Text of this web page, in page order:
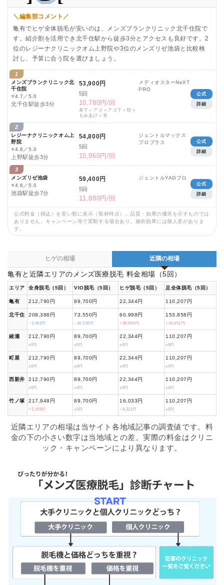
＼編集部コメント／
亀有でヒゲ全体脱毛が安いのは、メンズブランクリニック北千住院で
す。紹介割を活用でき北千住駅から徒歩3分とアクセスも良好です。2
位のレジーナクリニックオム上野院や3位のメンズリゼ池袋と比較検
討し、予算に合う院を選びましょう。
1
メンズブランクリニック北
千住院
⭐4.7／5.0
北千住駅徒歩3分
53,900円
5回
10,780円/回
鼻下＋アゴ＋アゴ下＋頬＋
もみあげ＋首
メディオスターNeXT
PRO
公式
詳細
2
レジーナクリニックオム上
野院
⭐4.6／5.0
上野駅徒歩3分
54,800円
5回
10,960円/回
ジェントルマックス
プロプラス
公式
詳細
3
メンズリゼ池袋
⭐4.6／5.0
池袋駅徒歩7分
59,400円
5回
11,880円/回
ジェントルYAGプロ
公式
詳細
公式料金（税込）を安い順に表示（取材時点）。品質・効果の優劣を示すものでは
ありません。キャンペーン等で変動する場合あり。施術効果には個人差がありま
す。
ヒゲの相場 近隣の相場
亀有と近隣エリアのメンズ医療脱毛 料金相場（5回）
エリア 全身脱毛（5回） VIO脱毛（5回） ヒゲ脱毛（5回） 足全体脱毛（5回）
亀有 212,790円 89,700円 22,344円 110,207円
北千住 209,388円
−3,402円
73,550円
−16,150円
60,998円
+38,654円
153,858円
+43,651円
綾瀬 212,790円
±0円
89,700円
±0円
22,344円
±0円
110,207円
±0円
町屋 212,790円
±0円
89,700円
±0円
22,344円
±0円
110,207円
±0円
西新井 212,790円
±0円
89,700円
±0円
22,344円
±0円
110,207円
±0円
竹ノ塚 217,948円
+5,158円
89,700円
±0円
16,033円
−6,311円
110,207円
±0円
近隣エリアの相場は当サイト各地域記事の調査値です。料
金の下の小さい数字は当地域との差。実際の料金はクリニ
ック・キャンペーンにより異なります。